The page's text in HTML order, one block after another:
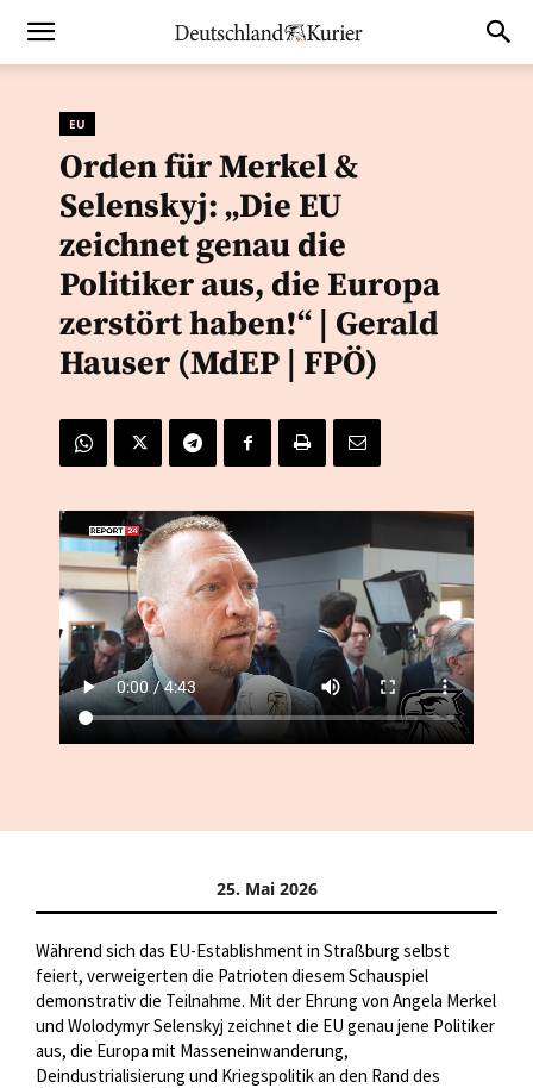
EU
Orden für Merkel &
Selenskyj: „Die EU
zeichnet genau die
Politiker aus, die Europa
zerstört haben!“ | Gerald
Hauser (MdEP | FPÖ)
25. Mai 2026
Während sich das EU-Establishment in Straßburg selbst
feiert, verweigerten die Patrioten diesem Schauspiel
demonstrativ die Teilnahme. Mit der Ehrung von Angela Merkel
und Wolodymyr Selenskyj zeichnet die EU genau jene Politiker
aus, die Europa mit Masseneinwanderung,
Deindustrialisierung und Kriegspolitik an den Rand des